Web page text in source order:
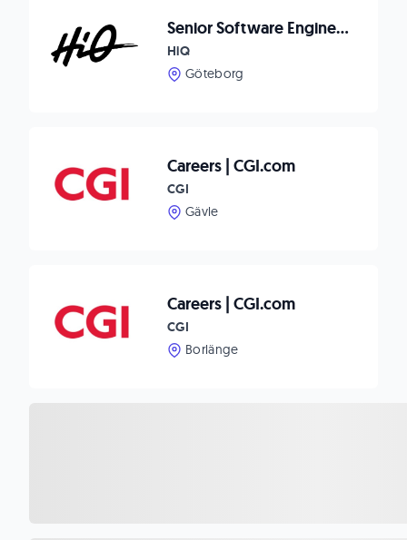
Senior Software Engineer C#/.NET
HiQ
Göteborg
Careers | CGI.com
CGI
Gävle
Careers | CGI.com
CGI
Borlänge